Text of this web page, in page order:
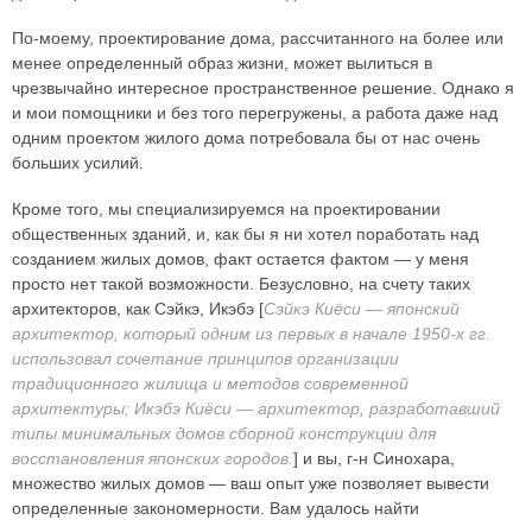
По-моему, проектирование дома, рассчитанного на более или
менее определенный образ жизни, может вылиться в
чрезвычайно интересное пространственное решение. Однако я
и мои помощники и без того перегружены, а работа даже над
одним проектом жилого дома потребовала бы от нас очень
больших усилий.
Кроме того, мы специализируемся на проектировании
общественных зданий, и, как бы я ни хотел поработать над
созданием жилых домов, факт остается фактом — у меня
просто нет такой возможности. Безусловно, на счету таких
архитекторов, как Сэйкэ, Икэбэ [Сэйкэ Киёси — японский
архитектор, который одним из первых в начале 1950-х гг.
использовал сочетание принципов организации
традиционного жилища и методов современной
архитектуры; Икэбэ Киёси — архитектор, разработавший
типы минимальных домов сборной конструкции для
восстановления японских городов.] и вы, г-н Синохара,
множество жилых домов — ваш опыт уже позволяет вывести
определенные закономерности. Вам удалось найти